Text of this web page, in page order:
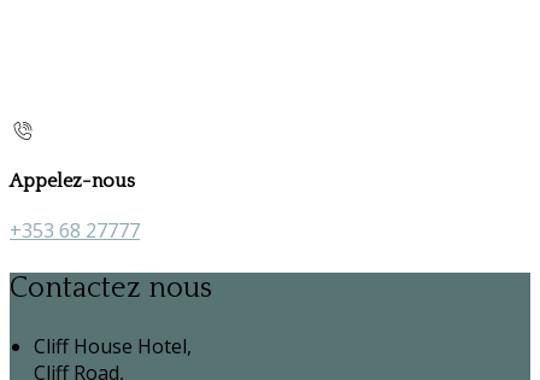
Appelez-nous
+353 68 27777
Contactez nous
Cliff House Hotel,
Cliff Road,